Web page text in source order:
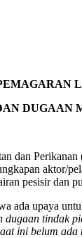
DUGAAN
dan
aktor/
pesisir dan
ada upaya
tindak
ini belum